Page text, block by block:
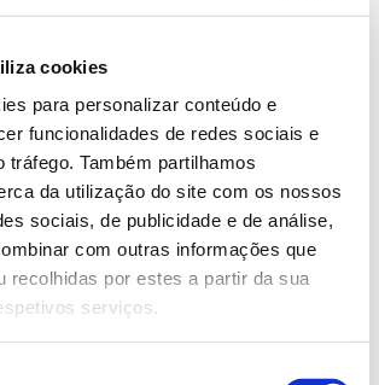
cookies
para personalizar conteúdo e
funcionalidades de redes sociais e
tráfego. Também partilhamos
da utilização do site com os nossos
sociais, de publicidade e de análise,
com outras informações que
recolhidas por estes a partir da sua
serviços.
entre as 18h00 e as 20h00, há
à distância. A inscrição está
do formulário.
sobre esta formação
e de outras espécies em risco: